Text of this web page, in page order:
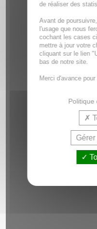
de réaliser des
Avant de
l'usage que nous
cochant les cases
mettre à jour votre
cliquant sur le lien
bas de notre site.
Merci d'avance
Politique